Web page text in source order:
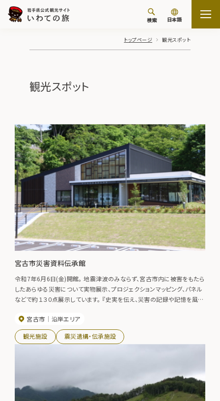
検索 日本語
トップページ 観光スポット
観光スポット
宮古市災害資料伝承館
令和7年6月6日(金)開館。 地震津波のみならず、宮古市内に被害をもたら
したあらゆる災害について実物展示、プロジェクションマッピング、パネル
などで約１３０点展示しています。 『史実を伝え、災害の記録や記憶を風化
宮古市
沿岸エリア
観光施設 震災遺構・伝承施設